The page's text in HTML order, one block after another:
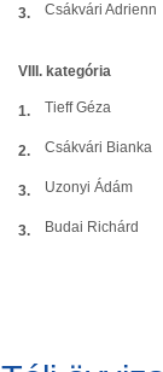
3. Csákvári Adrienn
VIII. kategória
1. Tieff Géza
2. Csákvári Bianka
3. Uzonyi Ádám
3. Budai Richárd